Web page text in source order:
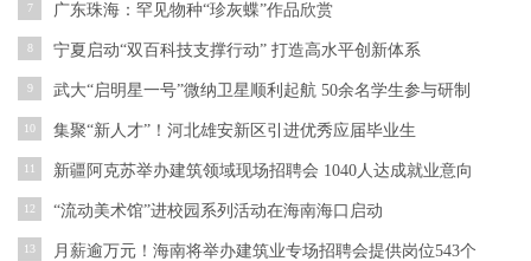
7 广东珠海：罕见物种“珍灰蝶”作品欣赏
8 宁夏启动“双百科技支撑行动” 打造高水平创新体系
9 武大“启明星一号”微纳卫星顺利起航 50余名学生参与研制
10 集聚“新人才”！河北雄安新区引进优秀应届毕业生
11 新疆阿克苏举办建筑领域现场招聘会 1040人达成就业意向
12 “流动美术馆”进校园系列活动在海南海口启动
13 月薪逾万元！海南将举办建筑业专场招聘会提供岗位543个